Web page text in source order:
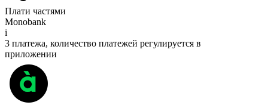
Плати частями
Monobank
i
3 платежа, количество платежей регулируется в
приложении